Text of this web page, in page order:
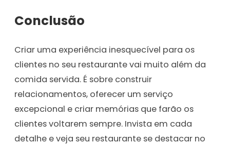
Conclusão
Criar uma experiência inesquecível para os
clientes no seu restaurante vai muito além da
comida servida. É sobre construir
relacionamentos, oferecer um serviço
excepcional e criar memórias que farão os
clientes voltarem sempre. Invista em cada
detalhe e veja seu restaurante se destacar no